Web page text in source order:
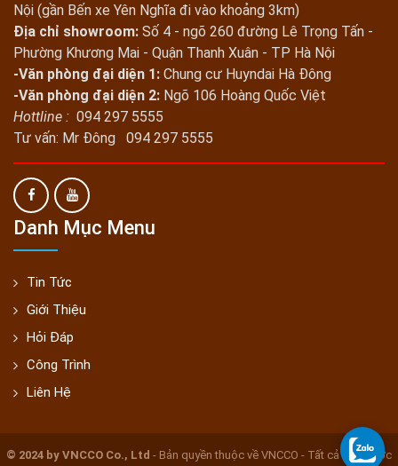
Nội (gần Bến xe Yên Nghĩa đi vào khoảng 3km)
Địa chỉ showroom: Số 4 - ngõ 260 đường Lê Trọng Tấn -
Phường Khương Mai - Quận Thanh Xuân - TP Hà Nội
-Văn phòng đại diện 1: Chung cư Huyndai Hà Đông
-Văn phòng đại diện 2: Ngõ 106 Hoàng Quốc Việt
Hottline : 094 297 5555
Tư vấn: Mr Đông 094 297 5555
Danh Mục Menu
Tin Tức
Giới Thiệu
Hỏi Đáp
Công Trình
Liên Hệ
© 2024 by VNCCO Co., Ltd - Bản quyền thuộc về VNCCO - Tất cả đều được